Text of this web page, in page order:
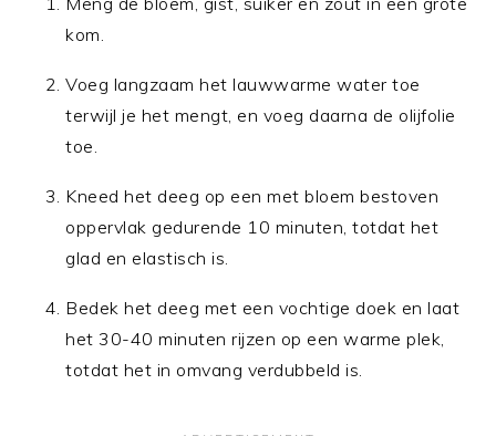
kom.
Voeg langzaam het lauwwarme water toe
terwijl je het mengt, en voeg daarna de olijfolie
toe.
Kneed het deeg op een met bloem bestoven
oppervlak gedurende 10 minuten, totdat het
glad en elastisch is.
Bedek het deeg met een vochtige doek en laat
het 30-40 minuten rijzen op een warme plek,
totdat het in omvang verdubbeld is.